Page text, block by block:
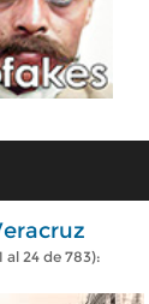
24 de 783):